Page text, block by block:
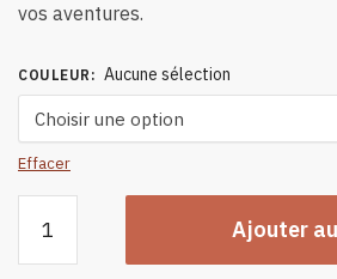
vos aventures.
COULEUR : Aucune sélection
Effacer
Bandeau
Ajouter